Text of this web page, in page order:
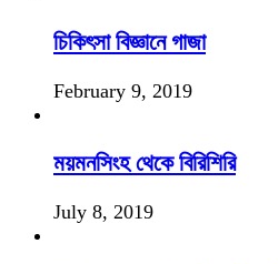
চিকিৎসা বিজ্ঞানে গাজা
February 9, 2019
ময়মনসিংহ থেকে বিরিশিরি
July 8, 2019